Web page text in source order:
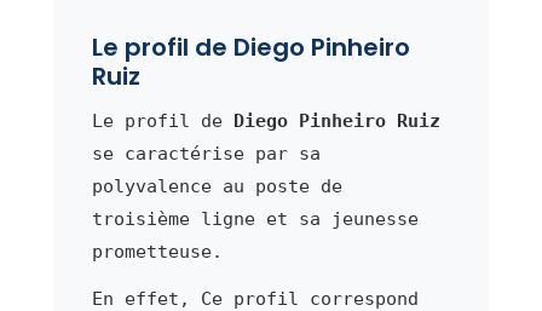
Le profil de Diego Pinheiro
Ruiz
Le profil de Diego Pinheiro Ruiz
se caractérise par sa
polyvalence au poste de
troisième ligne et sa jeunesse
prometteuse.
En effet, Ce profil correspond